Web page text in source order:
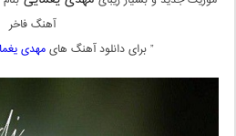
آهنگ فاخر
” برای دانلود آهنگ هایمهدی